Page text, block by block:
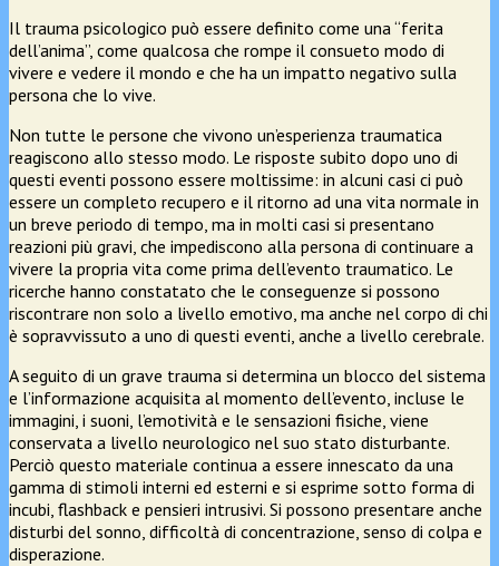
Il trauma psicologico può essere definito come una “ferita
dell’anima”, come qualcosa che rompe il consueto modo di
vivere e vedere il mondo e che ha un impatto negativo sulla
persona che lo vive.
Non tutte le persone che vivono un’esperienza traumatica
reagiscono allo stesso modo. Le risposte subito dopo uno di
questi eventi possono essere moltissime: in alcuni casi ci può
essere un completo recupero e il ritorno ad una vita normale in
un breve periodo di tempo, ma in molti casi si presentano
reazioni più gravi, che impediscono alla persona di continuare a
vivere la propria vita come prima dell’evento traumatico. Le
ricerche hanno constatato che le conseguenze si possono
riscontrare non solo a livello emotivo, ma anche nel corpo di chi
è sopravvissuto a uno di questi eventi, anche a livello cerebrale.
A seguito di un grave trauma si determina un blocco del sistema
e l’informazione acquisita al momento dell’evento, incluse le
immagini, i suoni, l’emotività e le sensazioni fisiche, viene
conservata a livello neurologico nel suo stato disturbante.
Perciò questo materiale continua a essere innescato da una
gamma di stimoli interni ed esterni e si esprime sotto forma di
incubi, flashback e pensieri intrusivi. Si possono presentare anche
disturbi del sonno, difficoltà di concentrazione, senso di colpa e
disperazione.